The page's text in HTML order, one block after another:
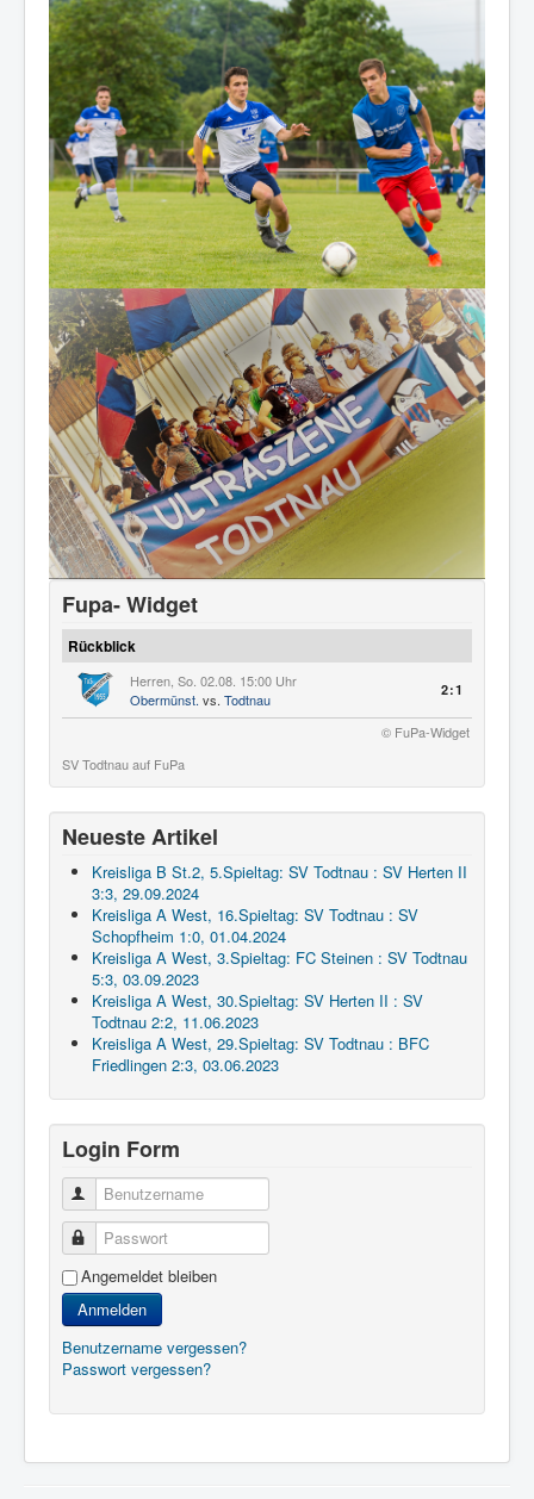
Fupa- Widget
Rückblick
Herren, So. 02.08. 15:00 Uhr
Obermünst. vs. Todtnau
2:1
© FuPa-Widget
SV Todtnau auf FuPa
Neueste Artikel
Kreisliga B St.2, 5.Spieltag: SV Todtnau : SV Herten II
3:3, 29.09.2024
Kreisliga A West, 16.Spieltag: SV Todtnau : SV
Schopfheim 1:0, 01.04.2024
Kreisliga A West, 3.Spieltag: FC Steinen : SV Todtnau
5:3, 03.09.2023
Kreisliga A West, 30.Spieltag: SV Herten II : SV
Todtnau 2:2, 11.06.2023
Kreisliga A West, 29.Spieltag: SV Todtnau : BFC
Friedlingen 2:3, 03.06.2023
Login Form
Benutzername
Passwort
Angemeldet bleiben
Anmelden
Benutzername vergessen?
Passwort vergessen?